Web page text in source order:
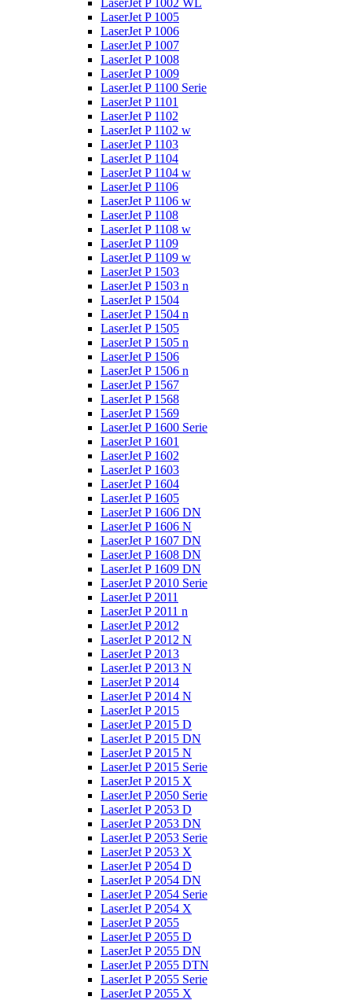
LaserJet P 1005
LaserJet P 1006
LaserJet P 1007
LaserJet P 1008
LaserJet P 1009
LaserJet P 1100 Serie
LaserJet P 1101
LaserJet P 1102
LaserJet P 1102 w
LaserJet P 1103
LaserJet P 1104
LaserJet P 1104 w
LaserJet P 1106
LaserJet P 1106 w
LaserJet P 1108
LaserJet P 1108 w
LaserJet P 1109
LaserJet P 1109 w
LaserJet P 1503
LaserJet P 1503 n
LaserJet P 1504
LaserJet P 1504 n
LaserJet P 1505
LaserJet P 1505 n
LaserJet P 1506
LaserJet P 1506 n
LaserJet P 1567
LaserJet P 1568
LaserJet P 1569
LaserJet P 1600 Serie
LaserJet P 1601
LaserJet P 1602
LaserJet P 1603
LaserJet P 1604
LaserJet P 1605
LaserJet P 1606 DN
LaserJet P 1606 N
LaserJet P 1607 DN
LaserJet P 1608 DN
LaserJet P 1609 DN
LaserJet P 2010 Serie
LaserJet P 2011
LaserJet P 2011 n
LaserJet P 2012
LaserJet P 2012 N
LaserJet P 2013
LaserJet P 2013 N
LaserJet P 2014
LaserJet P 2014 N
LaserJet P 2015
LaserJet P 2015 D
LaserJet P 2015 DN
LaserJet P 2015 N
LaserJet P 2015 Serie
LaserJet P 2015 X
LaserJet P 2050 Serie
LaserJet P 2053 D
LaserJet P 2053 DN
LaserJet P 2053 Serie
LaserJet P 2053 X
LaserJet P 2054 D
LaserJet P 2054 DN
LaserJet P 2054 Serie
LaserJet P 2054 X
LaserJet P 2055
LaserJet P 2055 D
LaserJet P 2055 DN
LaserJet P 2055 DTN
LaserJet P 2055 Serie
LaserJet P 2055 X